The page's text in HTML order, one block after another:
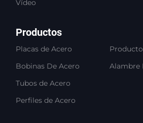
Vídeo
Productos
Placas de Acero
Bobinas De Acero
Tubos de Acero
Perfiles de Acero
Alambre